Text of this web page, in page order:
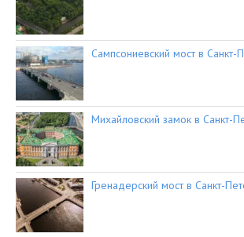
Сампсониевский мост в Санкт-
Михайловский замок в Санкт-
Гренадерский мост в Санкт-